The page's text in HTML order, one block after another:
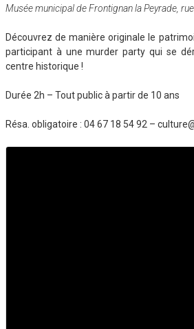
Musée municipal de Frontignan la Peyrade,
Découvrez de manière originale le
participant à une murder party qui se
centre historique !
Durée 2h – Tout public à partir de 10 ans
Résa. obligatoire : 04 67 18 54 92 –